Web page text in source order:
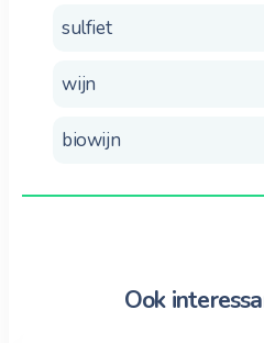
sulfiet
wijn
biowijn
Ook